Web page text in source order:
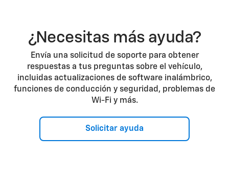
¿Necesitas más ayuda?
Envía una solicitud de soporte para obtener
respuestas a tus preguntas sobre el vehículo,
incluidas actualizaciones de software inalámbrico,
funciones de conducción y seguridad, problemas de
Wi-Fi y más.
Solicitar ayuda